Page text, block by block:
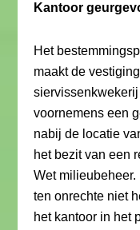
Kantoor
Het
maakt de
voornemens een
nabij de locatie
het bezit van een
Wet
ten onrechte niet
het kantoor in het